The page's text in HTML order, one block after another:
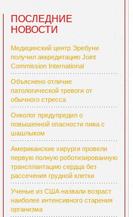
ПОСЛЕДНИЕ
НОВОСТИ
Медицинский центр Эребуни
получил аккредитацию Joint
Commission International
Объяснено отличие
патологической тревоги от
обычного стресса
Онколог предупредил о
повышенной опасности пива с
шашлыком
Американские хирурги провели
первую полную роботизированную
трансплантацию сердца без
рассечения грудной клетки
Ученые из США назвали возраст
наиболее интенсивного старения
организма